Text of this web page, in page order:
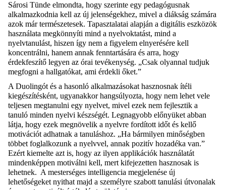
Sárosi Tünde elmondta, hogy szerinte egy pedagógusnak
alkalmazkodnia kell az új jelenségekhez, mivel a diákság számára
azok már természetesek. Tapasztalatai alapján a digitális eszközök
használata megkönnyíti mind a nyelvoktatást, mind a
nyelvtanulást, hiszen így nem a figyelem elnyerésére kell
koncentrálni, hanem annak fenntartására és arra, hogy
érdekfeszítő legyen az órai tevékenység. „Csak olyannal tudjuk
megfogni a hallgatókat, ami érdekli őket.”
A Duolingót és a hasonló alkalmazásokat hasznosnak ítéli
kiegészítésként, ugyanakkor hangsúlyozta, hogy nem lehet vele
teljesen megtanulni egy nyelvet, mivel ezek nem fejlesztik a
tanuló minden nyelvi készségét. Legnagyobb előnyüket abban
látja, hogy ezek megnövelik a nyelvre fordított időt és kellő
motivációt adhatnak a tanuláshoz. „Ha bármilyen minőségben
többet foglalkozunk a nyelvvel, annak pozitív hozadéka van.”
Ezért kiemelte azt is, hogy az ilyen applikációk használatát
mindenképpen motiválni kell, mert kifejezetten hasznosak is
lehetnek. A mesterséges intelligencia megjelenése új
lehetőségeket nyithat majd a személyre szabott tanulási útvonalak